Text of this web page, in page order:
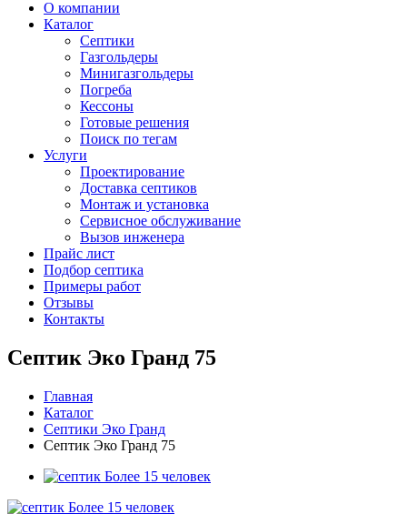
О компании
Каталог
Септики
Газгольдеры
Минигазгольдеры
Погреба
Кессоны
Готовые решения
Поиск по тегам
Услуги
Проектирование
Доставка септиков
Монтаж и установка
Сервисное обслуживание
Вызов инженера
Прайс лист
Подбор септика
Примеры работ
Отзывы
Контакты
Септик Эко Гранд 75
Главная
Каталог
Септики Эко Гранд
Септик Эко Гранд 75